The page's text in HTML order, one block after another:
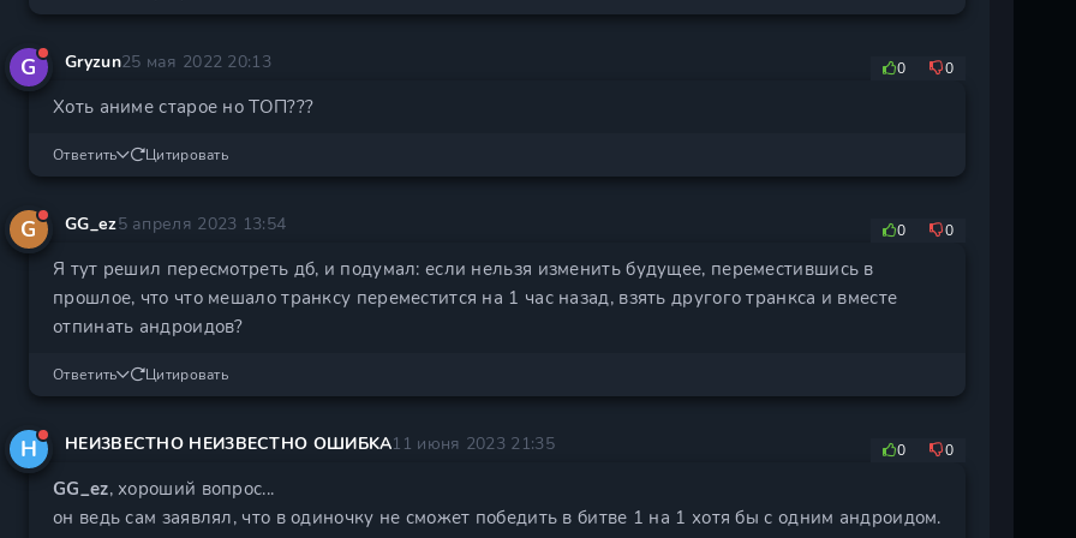
G Gryzun25 мая 2022 20:13 0 0
Хоть аниме старое но ТОП???
Ответить Цитировать
G GG_ez5 апреля 2023 13:54 0 0
Я тут решил пересмотреть дб, и подумал: если нельзя изменить будущее, переместившись в
прошлое, что что мешало транксу переместится на 1 час назад, взять другого транкса и вместе
отпинать андроидов?
Ответить Цитировать
H HEИ3BECTHO HEИ3BEСТHО OШИБKА11 июня 2023 21:35 0 0
GG_ez, хороший вопрос...
он ведь сам заявлял, что в одиночку не сможет победить в битве 1 на 1 хотя бы с одним андроидом.